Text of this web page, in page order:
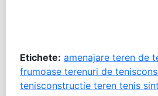
Etichete: amenajare teren de
frumoase terenuri de tenis
tenisconstructie teren tenis